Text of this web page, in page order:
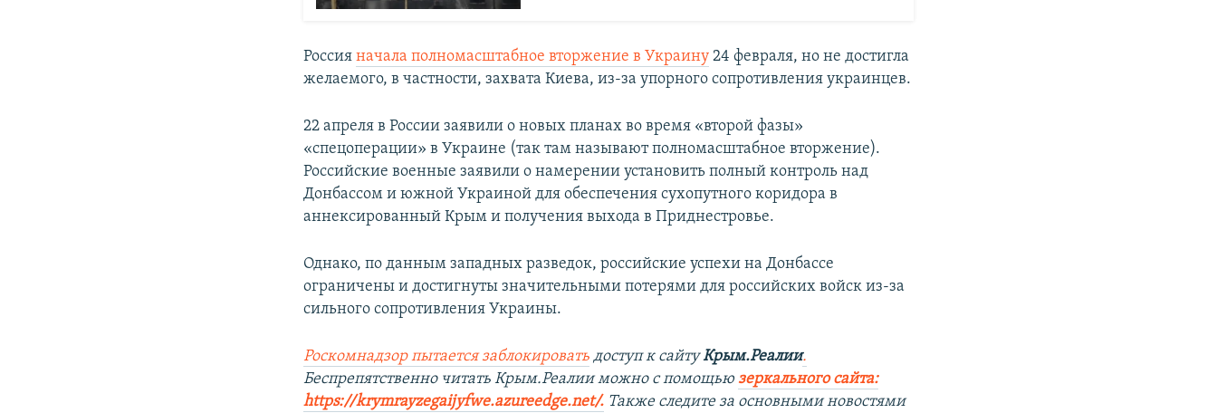
Россияначала полномасштабное вторжение в Украину 24 февраля, но не достигла
желаемого, в частности, захвата Киева, из-за упорного сопротивления украинцев.
22 апреля в России заявили о новых планах во время «второй фазы»
«спецоперации» в Украине (так там называют полномасштабное вторжение).
Российские военные заявили о намерении установить полный контроль над
Донбассом и южной Украиной для обеспечения сухопутного коридора в
аннексированный Крым и получения выхода в Приднестровье.
Однако, по данным западных разведок, российские успехи на Донбассе
ограничены и достигнуты значительными потерями для российских войск из-за
сильного сопротивления Украины.
Роскомнадзор пытается заблокировать доступ к сайтуКрым.Реалии.
Беспрепятственно читать Крым.Реалии можно с помощьюзеркального сайта:
https://krymrayzegaijyfwe.azureedge.net/. Также следите за основными новостями